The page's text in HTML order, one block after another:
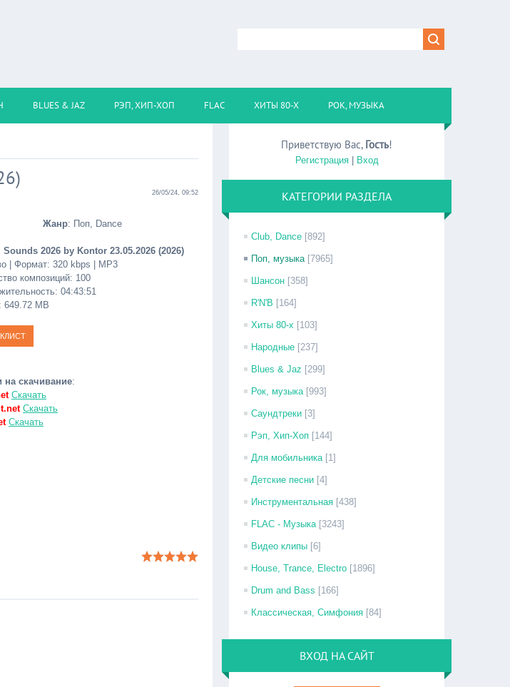
BLUES & JAZ РЭП, ХИП-ХОП FLAC ХИТЫ 80-Х РОК, МУЗЫКА
26/05/24, 09:52
Жанр: Поп, Dance
Sounds 2026 by Kontor 23.05.2026 (2026)
| Формат: 320 kbps | MP3
композиций: 100
04:43:51
649.72 MB
на скачивание:
Скачать
Скачать
Скачать
Приветствую Вас, Гость!
Регистрация| Вход
КАТЕГОРИИ РАЗДЕЛА
Club, Dance [892]
Поп, музыка [7965]
Шансон [358]
R'N'B [164]
Хиты 80-х [103]
Народные [237]
Blues & Jaz [299]
Рок, музыка [993]
Саундтреки [3]
Рэп, Хип-Хоп [144]
Для мобильника [1]
Детские песни [4]
Инструментальная [438]
FLAC - Музыка [3243]
Видео клипы [6]
House, Trance, Electro [1896]
Drum and Bass [166]
Классическая, Симфония [84]
ВХОД НА САЙТ